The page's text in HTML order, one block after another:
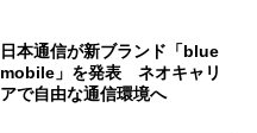
日本通信が新ブランド「blue
mobile」を発表 ネオキャリ
アで自由な通信環境へ